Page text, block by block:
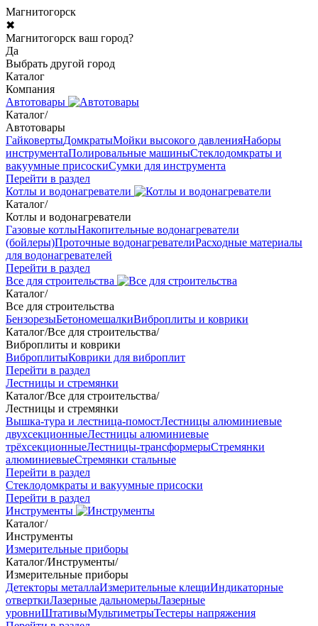
Магнитогорск
✖
Магнитогорск ваш город?
Да
Выбрать другой город
Каталог
Компания
Автотовары
Каталог/
Автотовары
ГайковертыДомкратыМойки высокого давленияНаборы
инструментаПолировальные машиныСтеклодомкраты и
вакуумные присоскиСумки для инструмента
Перейти в раздел
Котлы и водонагреватели
Каталог/
Котлы и водонагреватели
Газовые котлыНакопительные водонагреватели
(бойлеры)Проточные водонагревателиРасходные материалы
для водонагревателей
Перейти в раздел
Все для строительства
Каталог/
Все для строительства
БензорезыБетономешалкиВиброплиты и коврики
Каталог/Все для строительства/
Виброплиты и коврики
ВиброплитыКоврики для виброплит
Перейти в раздел
Лестницы и стремянки
Каталог/Все для строительства/
Лестницы и стремянки
Вышка-тура и лестница-помостЛестницы алюминиевые
двухсекционныеЛестницы алюминиевые
трёхсекционныеЛестницы-трансформерыСтремянки
алюминиевыеСтремянки стальные
Перейти в раздел
Стеклодомкраты и вакуумные присоски
Перейти в раздел
Инструменты
Каталог/
Инструменты
Измерительные приборы
Каталог/Инструменты/
Измерительные приборы
Детекторы металлаИзмерительные клещиИндикаторные
отверткиЛазерные дальномерыЛазерные
уровниШтативыМультиметрыТестеры напряжения